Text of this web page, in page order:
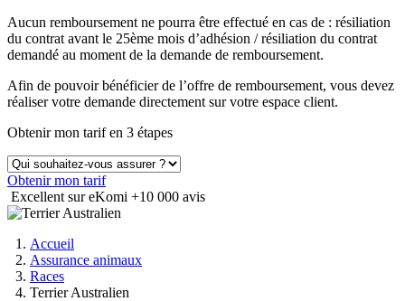
Aucun remboursement ne pourra être effectué en cas de : résiliation
du contrat avant le 25ème mois d’adhésion / résiliation du contrat
demandé au moment de la demande de remboursement.
Afin de pouvoir bénéficier de l’offre de remboursement, vous devez
réaliser votre demande directement sur votre espace client.
Obtenir mon tarif en 3 étapes
Obtenir mon tarif
Excellent sur eKomi +10 000 avis
Accueil
Assurance animaux
Races
Terrier Australien